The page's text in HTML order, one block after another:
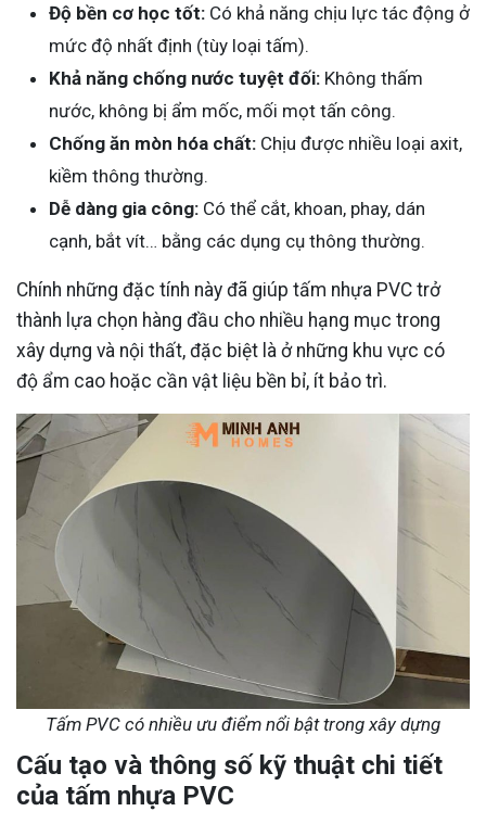
Độ bền cơ học tốt: Có khả năng chịu lực tác động ở
mức độ nhất định (tùy loại tấm).
Khả năng chống nước tuyệt đối: Không thấm
nước, không bị ẩm mốc, mối mọt tấn công.
Chống ăn mòn hóa chất: Chịu được nhiều loại axit,
kiềm thông thường.
Dễ dàng gia công: Có thể cắt, khoan, phay, dán
cạnh, bắt vít… bằng các dụng cụ thông thường.
Chính những đặc tính này đã giúp tấm nhựa PVC trở
thành lựa chọn hàng đầu cho nhiều hạng mục trong
xây dựng và nội thất, đặc biệt là ở những khu vực có
độ ẩm cao hoặc cần vật liệu bền bỉ, ít bảo trì.
Tấm PVC có nhiều ưu điểm nổi bật trong xây dựng
Cấu tạo và thông số kỹ thuật chi tiết
của tấm nhựa PVC